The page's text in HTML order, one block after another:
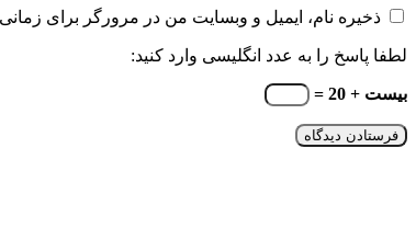
ذخیره نام، ایمیل و وبسایت من در مرورگر برای
لطفا پاسخ را به عدد انگلیسی وارد کنید:
بیست + 20 =